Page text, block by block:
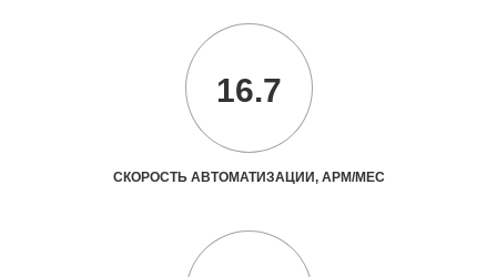
16.7
СКОРОСТЬ АВТОМАТИЗАЦИИ, АРМ/МЕС